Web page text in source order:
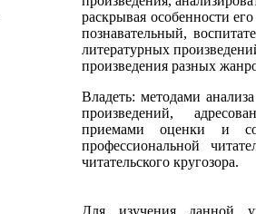
раскрывая особенности
познавательный,
литературных
произведения разных
Владеть: методами
произведений,
приемами оценки и
профессиональной
читательского кругозора.
Для изучения данной